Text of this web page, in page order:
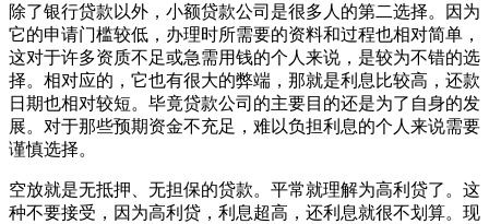
除了银行贷款以外，小额贷款公司是很多人的第二选择。因为
它的申请门槛较低，办理时所需要的资料和过程也相对简单，
这对于许多资质不足或急需用钱的个人来说，是较为不错的选
择。相对应的，它也有很大的弊端，那就是利息比较高，还款
日期也相对较短。毕竟贷款公司的主要目的还是为了自身的发
展。对于那些预期资金不充足，难以负担利息的个人来说需要
谨慎选择。
空放就是无抵押、无担保的贷款。平常就理解为高利贷了。这
种不要接受，因为高利贷，利息超高，还利息就很不划算。现